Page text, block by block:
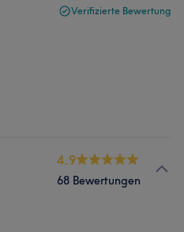
Verifizierte Bewertung
4.9
68 Bewertungen